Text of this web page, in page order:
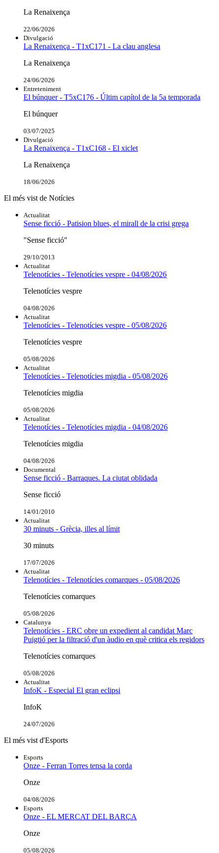
La Renaixença
22/06/2026
Divulgació
La Renaixença - T1xC171 - La clau anglesa
La Renaixença
24/06/2026
Entreteniment
El búnquer - T5xC176 - Últim capítol de la 5a temporada
El búnquer
03/07/2025
Divulgació
La Renaixença - T1xC168 - El xiclet
La Renaixença
18/06/2026
El més vist de Notícies
Actualitat
Sense ficció - Patision blues, el mirall de la crisi grega
"Sense ficció"
29/10/2013
Actualitat
Telenotícies - Telenotícies vespre - 04/08/2026
Telenotícies vespre
04/08/2026
Actualitat
Telenotícies - Telenotícies vespre - 05/08/2026
Telenotícies vespre
05/08/2026
Actualitat
Telenotícies - Telenotícies migdia - 05/08/2026
Telenotícies migdia
05/08/2026
Actualitat
Telenotícies - Telenotícies migdia - 04/08/2026
Telenotícies migdia
04/08/2026
Documental
Sense ficció - Barraques. La ciutat oblidada
Sense ficció
14/01/2010
Actualitat
30 minuts - Grècia, illes al límit
30 minuts
17/07/2026
Actualitat
Telenotícies - Telenotícies comarques - 05/08/2026
Telenotícies comarques
05/08/2026
Catalunya
Telenotícies - ERC obre un expedient al candidat Marc
Puigtió per la filtració d'un àudio en què critica els regidors
Telenotícies comarques
05/08/2026
Actualitat
InfoK - Especial El gran eclipsi
InfoK
24/07/2026
El més vist d'Esports
Esports
Onze - Ferran Torres tensa la corda
Onze
04/08/2026
Esports
Onze - EL MERCAT DEL BARÇA
Onze
05/08/2026